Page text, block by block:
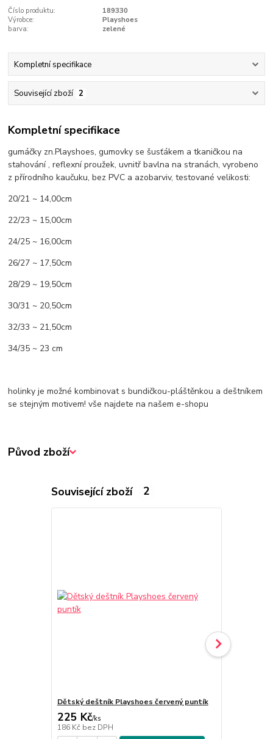
Číslo produktu:
189330
Výrobce:
Playshoes
barva:
zelené
Kompletní specifikace
Související zboží 2
Kompletní specifikace
gumáčky zn.Playshoes, gumovky se šusťákem a tkaničkou na
stahování , reflexní proužek, uvnitř bavlna na stranách, vyrobeno
z přírodního kaučuku, bez PVC a azobarviv, testované velikosti:
20/21 ~ 14,00cm
22/23 ~ 15,00cm
24/25 ~ 16,00cm
26/27 ~ 17,50cm
28/29 ~ 19,50cm
30/31 ~ 20,50cm
32/33 ~ 21,50cm
34/35 ~ 23 cm
holinky je možné kombinovat s bundičkou-pláštěnkou a deštníkem
se stejným motivem! vše najdete na našem e-shopu
Původ zboží
Související zboží 2
Dětský deštník Playshoes červený puntík
225 Kč/ks
186 Kč bez DPH